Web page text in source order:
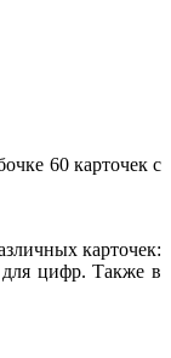
60 карточек с
карточек:
цифр. Также в